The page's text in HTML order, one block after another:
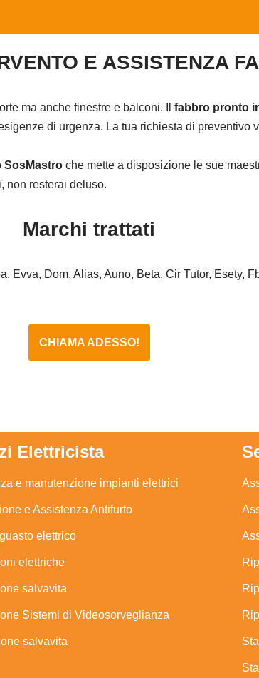
E ASSISTENZA
ma anche finestre e balconi. Il fabbro pronto
di urgenza. La tua richiesta di preventivo
SosMastro che mette a disposizione le sue
non resterai deluso.
Marchi trattati
Evva, Dom, Alias, Auno, Beta, Cir Tutor, Esety,
CHIAMA ADESSO!
Elettricista
e manutenzione impianti elettrici
e Assistenza Antifurto
elettrico
elettriche
salvavita
Sistemi di Videosorveglianza
salvavita